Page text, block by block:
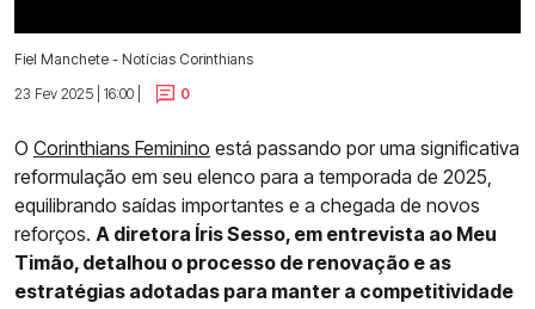
Fiel Manchete - Notícias Corinthians
23 Fev 2025 | 16:00 |
0
O Corinthians Feminino está passando por uma significativa
reformulação em seu elenco para a temporada de 2025,
equilibrando saídas importantes e a chegada de novos
reforços. A diretora Íris Sesso, em entrevista ao Meu
Timão, detalhou o processo de renovação e as
estratégias adotadas para manter a competitividade